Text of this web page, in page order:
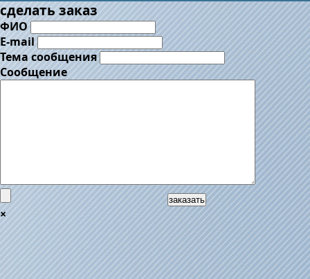
сделать заказ
ФИО
E-mail
Тема сообщения
Сообщение
заказать
×